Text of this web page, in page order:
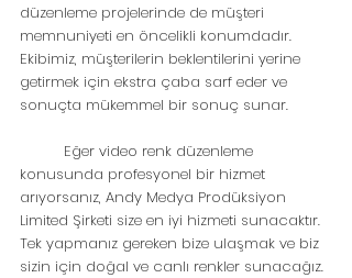
düzenleme projelerinde de müşteri
memnuniyeti en öncelikli konumdadır.
Ekibimiz, müşterilerin beklentilerini yerine
getirmek için ekstra çaba sarf eder ve
sonuçta mükemmel bir sonuç sunar.
konusunda profesyonel bir hizmet
arıyorsanız, Andy Medya Prodüksiyon
Limited Şirketi size en iyi hizmeti sunacaktır.
Tek yapmanız gereken bize ulaşmak ve biz
sizin için doğal ve canlı renkler sunacağız.